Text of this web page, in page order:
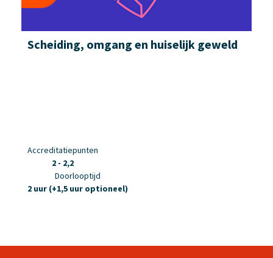
Scheiding, omgang en huiselijk geweld
Accreditatiepunten
2 - 2,2
Doorlooptijd
2 uur (+1,5 uur optioneel)